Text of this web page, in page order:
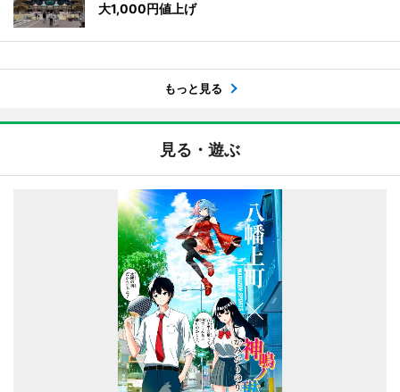
大1,000円値上げ
もっと見る
見る・遊ぶ